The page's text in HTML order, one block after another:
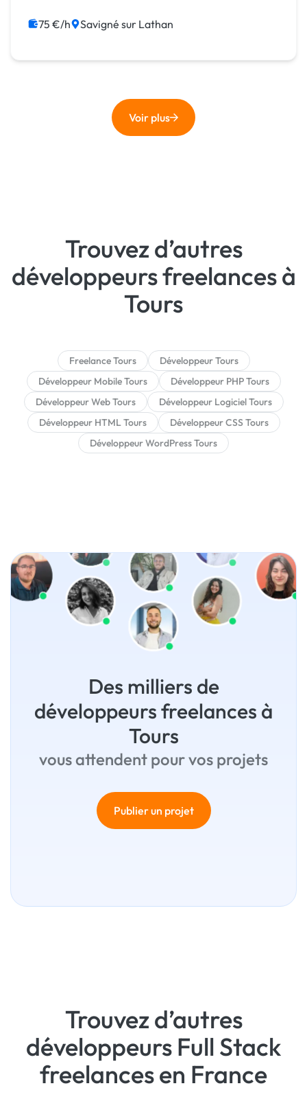
WordPress
75 €/h Savigné sur Lathan
Voir plus
Trouvez d’autres
développeurs freelances à
Tours
Freelance Tours
Développeur Tours
Développeur Mobile Tours
Développeur PHP Tours
Développeur Web Tours
Développeur Logiciel Tours
Développeur HTML Tours
Développeur CSS Tours
Développeur WordPress Tours
Des milliers de
développeurs freelances à
Tours
vous attendent pour vos projets
Publier un projet
Trouvez d’autres
développeurs Full Stack
freelances en France